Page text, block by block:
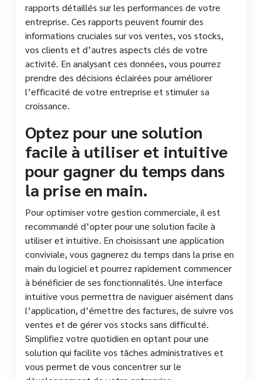
rapports détaillés sur les performances de votre
entreprise. Ces rapports peuvent fournir des
informations cruciales sur vos ventes, vos stocks,
vos clients et d’autres aspects clés de votre
activité. En analysant ces données, vous pourrez
prendre des décisions éclairées pour améliorer
l’efficacité de votre entreprise et stimuler sa
croissance.
Optez pour une solution
facile à utiliser et intuitive
pour gagner du temps dans
la prise en main.
Pour optimiser votre gestion commerciale, il est
recommandé d’opter pour une solution facile à
utiliser et intuitive. En choisissant une application
conviviale, vous gagnerez du temps dans la prise en
main du logiciel et pourrez rapidement commencer
à bénéficier de ses fonctionnalités. Une interface
intuitive vous permettra de naviguer aisément dans
l’application, d’émettre des factures, de suivre vos
ventes et de gérer vos stocks sans difficulté.
Simplifiez votre quotidien en optant pour une
solution qui facilite vos tâches administratives et
vous permet de vous concentrer sur le